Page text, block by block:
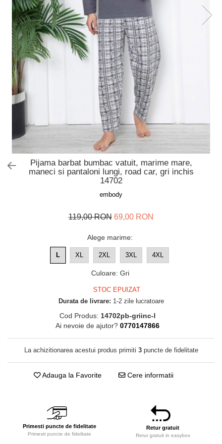
Rochii de plaja
Sort baie barbati
Genti plaja
Pijamale copii
Pijamale bebelusi
Pijamale salopeta copii
Pijamale cocolino copii
Pijamale bumbac copii
Pijamale cuplu
Pijamale Craciun
Pijamale cocolino cuplu
Pijamale finet
Sosete
Pijama barbat bumbac vatuit, marime mare,
maneci si pantaloni lungi, road car, gri inchis
14702
embody
119,00 RON 69,00 RON
Alege marime:
L XL 2XL 3XL 4XL
Culoare: Gri
STOC EPUIZAT
Durata de livrare: 1-2 zile lucratoare
Cod Produs: 14702pb-griinc-l
Ai nevoie de ajutor? 0770147866
La achizitionarea acestui produs primiti 3puncte de fidelitate
Adauga la Favorite Cere informatii
Primesti puncte de fidelitate
Primesti puncte de fidelitate
Retur gratuit
Retur gratuit in easybox